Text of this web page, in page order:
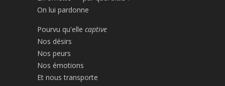
On lui pardonne
Pourvu qu'elle captive
Nos désirs
Nos peurs
Nos émotions
Et nous transporte